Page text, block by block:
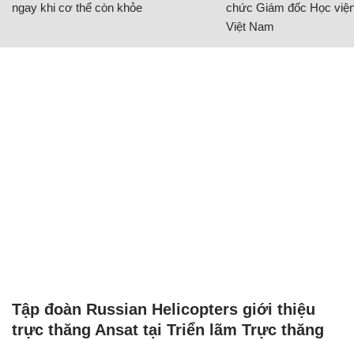
ngay khi cơ thể còn khỏe
chức Giám đốc Học
Việt Nam
Tập đoàn Russian Helicopters giới thiệu
trực thăng Ansat tại Triển lãm Trực thăng